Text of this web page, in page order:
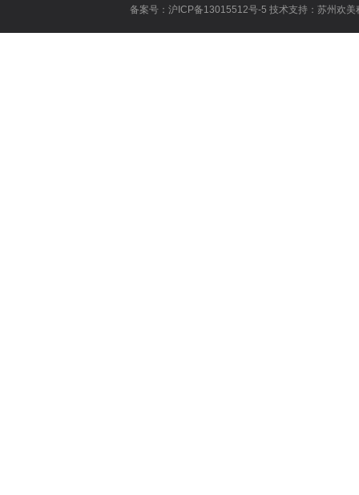
吴亦凡lol六
备案号：沪ICP备13015512号-5 技术支持： 苏州欢美